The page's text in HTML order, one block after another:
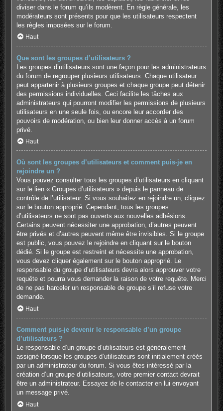
diviser dans le forum qu’ils modèrent. En règle générale, les
modérateurs sont présents pour que les utilisateurs respectent
les règles imposées sur le forum.
Haut
Que sont les groupes d’utilisateurs ?
Les groupes d’utilisateurs sont une façon pour les administrateurs
du forum de regrouper plusieurs utilisateurs. Chaque utilisateur
peut appartenir à plusieurs groupes et chaque groupe peut détenir
des permissions individuelles. Ceci facilite les tâches aux
administrateurs qui pourront modifier les permissions de plusieurs
utilisateurs en une seule fois, ou encore leur accorder des
pouvoirs de modération, ou bien leur donner accès à un forum
privé.
Haut
Où sont les groupes d’utilisateurs et comment puis-je en
rejoindre un ?
Vous pouvez consulter tous les groupes d’utilisateurs en cliquant
sur le lien « Groupes d’utilisateurs » depuis le panneau de
contrôle de l’utilisateur. Si vous souhaitez en rejoindre un, cliquez
sur le bouton approprié. Cependant, tous les groupes
d’utilisateurs ne sont pas ouverts aux nouvelles adhésions.
Certains peuvent nécessiter une approbation, d’autres peuvent
être privés et d’autres peuvent même être invisibles. Si le groupe
est public, vous pouvez le rejoindre en cliquant sur le bouton
dédié. Si le groupe est restreint et nécessite une approbation,
vous devez cliquer également sur le bouton approprié. Le
responsable du groupe d’utilisateurs devra alors approuver votre
requête et pourra vous demander la raison de votre requête. Merci
de ne pas harceler un responsable de groupe s’il refuse votre
demande.
Haut
Comment puis-je devenir le responsable d’un groupe
d’utilisateurs ?
Le responsable d’un groupe d’utilisateurs est généralement
assigné lorsque les groupes d’utilisateurs sont initialement créés
par un administrateur du forum. Si vous êtes intéressé par la
création d’un groupe d’utilisateurs, votre premier contact devrait
être un administrateur. Essayez de le contacter en lui envoyant
un message privé.
Haut